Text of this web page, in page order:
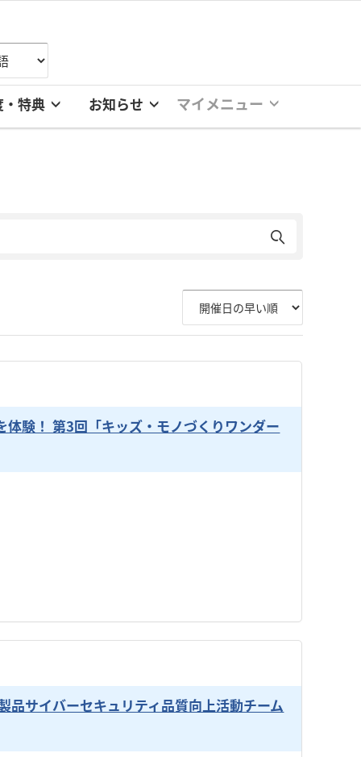
特典 お知らせ マイメニュー
体験！ 第3回「キッズ・モノづくりワンダー
サイバーセキュリティ品質向上活動チーム